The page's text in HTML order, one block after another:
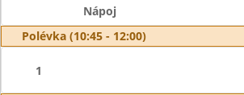
Nápoj
Polévka (10:45 - 12:00)
1